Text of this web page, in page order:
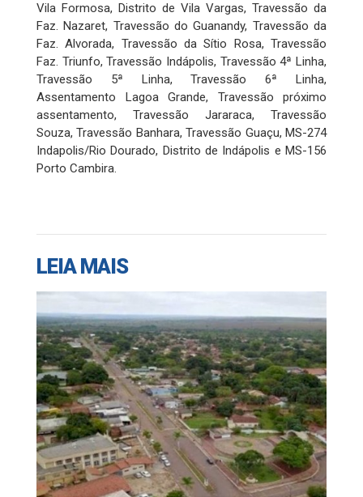
Vila Formosa, Distrito de Vila Vargas, Travessão da
Faz. Nazaret, Travessão do Guanandy, Travessão da
Faz. Alvorada, Travessão da Sítio Rosa, Travessão
Faz. Triunfo, Travessão Indápolis, Travessão 4ª Linha,
Travessão 5ª Linha, Travessão 6ª Linha,
Assentamento Lagoa Grande, Travessão próximo
assentamento, Travessão Jararaca, Travessão
Souza, Travessão Banhara, Travessão Guaçu, MS-274
Indapolis/Rio Dourado, Distrito de Indápolis e MS-156
Porto Cambira.
LEIA MAIS